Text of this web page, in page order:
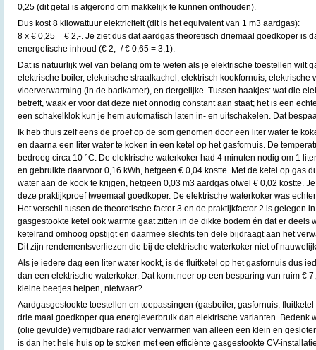
0,25 (dit getal is afgerond om makkelijk te kunnen onthouden).
Dus kost 8 kilowattuur elektriciteit (dit is het equivalent van 1 m3 aardgas):
8 x € 0,25 = € 2,-. Je ziet dus dat aardgas theoretisch driemaal goedkoper is
energetische inhoud (€ 2,- / € 0,65 = 3,1).
Dat is natuurlijk wel van belang om te weten als je elektrische toestellen wilt
elektrische boiler, elektrische straalkachel, elektrisch kookfornuis, elektrische
vloerverwarming (in de badkamer), en dergelijke. Tussen haakjes: wat die
betreft, waak er voor dat deze niet onnodig constant aan staat; het is een
een schakelklok kun je hem automatisch laten in- en uitschakelen. Dat
Ik heb thuis zelf eens de proef op de som genomen door een liter water te
en daarna een liter water te koken in een ketel op het gasfornuis. De
bedroeg circa 10 °C. De elektrische waterkoker had 4 minuten nodig om 1
en gebruikte daarvoor 0,16 kWh, hetgeen € 0,04 kostte. Met de ketel op gas
water aan de kook te krijgen, hetgeen 0,03 m3 aardgas ofwel € 0,02 kostte.
deze praktijkproef tweemaal goedkoper. De elektrische waterkoker was
Het verschil tussen de theoretische factor 3 en de praktijkfactor 2 is gelegen
gasgestookte ketel ook warmte gaat zitten in de dikke bodem én dat er deels
ketelrand omhoog opstijgt en daarmee slechts ten dele bijdraagt aan het
Dit zijn rendementsverliezen die bij de elektrische waterkoker niet of
Als je iedere dag een liter water kookt, is de fluitketel op het gasfornuis dus
dan een elektrische waterkoker. Dat komt neer op een besparing van ruim €
kleine beetjes helpen, nietwaar?
Aardgasgestookte toestellen en toepassingen (gasboiler, gasfornuis,
drie maal goedkoper qua energieverbruik dan elektrische varianten. Bedenk
(olie gevulde) verrijdbare radiator verwarmen van alleen een klein en
is dan het hele huis op te stoken met een efficiënte gasgestookte CV-